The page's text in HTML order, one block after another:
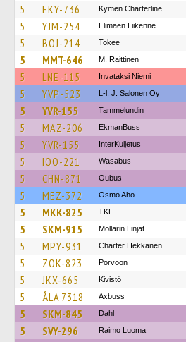
5 EKY-736 Kymen Charterline
5 YJM-254 Elimäen Liikenne
5 BOJ-214 Tokee
5 MMT-646 M. Raittinen
5 LNE-115 Invataksi Niemi
5 YVP-523 L-l. J. Salonen Oy
5 YVR-155 Tammelundin
5 MAZ-206 EkmanBuss
5 YVR-155 InterKuljetus
5 IOO-221 Wasabus
5 CHN-871 Oubus
5 MEZ-372 Osmo Aho
5 MKK-825 TKL
5 SKM-915 Möllärin Linjat
5 MPY-931 Charter Hekkanen
5 ZOK-823 Porvoon
5 JKX-665 Kivistö
5 ÅLA 7318 Axbuss
5 SKM-845 Dahl
5 SVY-296 Raimo Luoma